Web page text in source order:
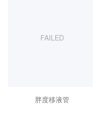
FAILED
胖度移液管